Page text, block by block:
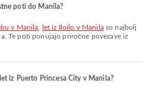
poti do Manila?
v Manila let iz Iloilo v Manilaso najbolj
Te poti ponujajo priročne povezave iz
iz Puerto Princesa City v Manila?